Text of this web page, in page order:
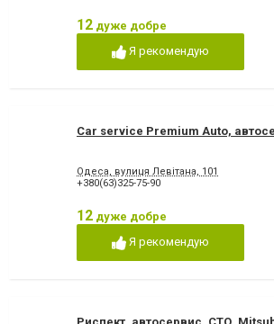
12 дуже добре
Я рекомендую
Car service Premium Auto,
Одеса, вулиця Левітана, 101
+380(63)325-75-90
12 дуже добре
Я рекомендую